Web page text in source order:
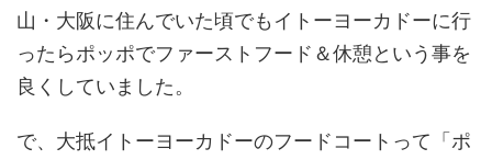
山・大阪に住んでいた頃でもイトーヨーカドーに行
ったらポッポでファーストフード＆休憩という事を
良くしていました。
で、大抵イトーヨーカドーのフードコートって「ポ